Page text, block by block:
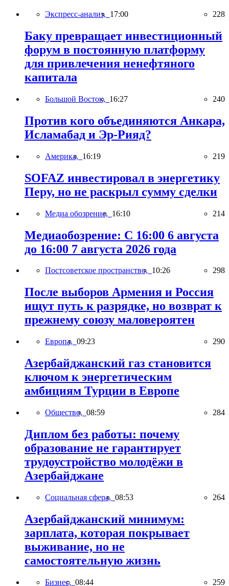
Экспресс-анализ, 17:00 228
Баку превращает инвестиционный
форум в постоянную платформу
для привлечения ненефтяного
капитала
Большой Восток, 16:27 240
Против кого объединяются Анкара,
Исламабад и Эр-Рияд?
Америка, 16:19 219
SOFAZ инвестировал в энергетику
Перу, но не раскрыл сумму сделки
Медиа обозрение, 16:10 214
Медиаобозрение: С 16:00 6 августа
до 16:00 7 августа 2026 года
Постсоветское пространство, 10:26 298
После выборов Армения и Россия
ищут путь к разрядке, но возврат к
прежнему союзу маловероятен
Европа, 09:23 290
Азербайджанский газ становится
ключом к энергетическим
амбициям Турции в Европе
Общество, 08:59 284
Диплом без работы: почему
образование не гарантирует
трудоустройство молодёжи в
Азербайджане
Социальная сфера, 08:53 264
Азербайджанский минимум:
зарплата, которая покрывает
выживание, но не
самостоятельную жизнь
Бизнес, 08:44 259